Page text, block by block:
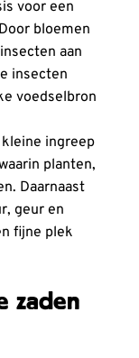
voor een
bloemen
aan
insecten
voedselbron
ingreep
planten,
Daarnaast
geur en
fijne plek
zaden